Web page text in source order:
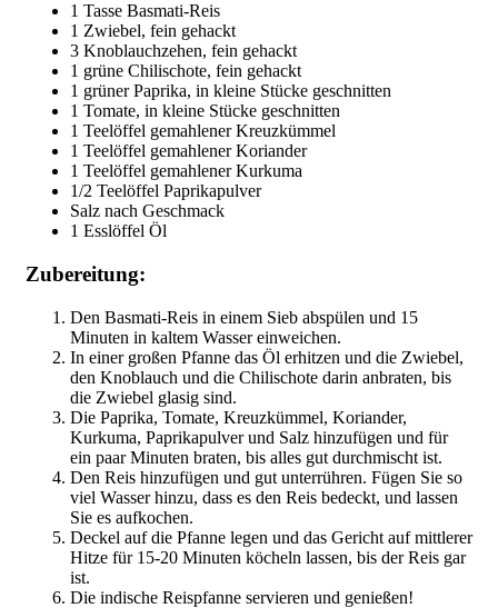
1 Tasse Basmati-Reis
1 Zwiebel, fein gehackt
3 Knoblauchzehen, fein gehackt
1 grüne Chilischote, fein gehackt
1 grüner Paprika, in kleine Stücke geschnitten
1 Tomate, in kleine Stücke geschnitten
1 Teelöffel gemahlener Kreuzkümmel
1 Teelöffel gemahlener Koriander
1 Teelöffel gemahlener Kurkuma
1/2 Teelöffel Paprikapulver
Salz nach Geschmack
1 Esslöffel Öl
Zubereitung:
Den Basmati-Reis in einem Sieb abspülen und 15
Minuten in kaltem Wasser einweichen.
In einer großen Pfanne das Öl erhitzen und die Zwiebel,
den Knoblauch und die Chilischote darin anbraten, bis
die Zwiebel glasig sind.
Die Paprika, Tomate, Kreuzkümmel, Koriander,
Kurkuma, Paprikapulver und Salz hinzufügen und für
ein paar Minuten braten, bis alles gut durchmischt ist.
Den Reis hinzufügen und gut unterrühren. Fügen Sie so
viel Wasser hinzu, dass es den Reis bedeckt, und lassen
Sie es aufkochen.
Deckel auf die Pfanne legen und das Gericht auf mittlerer
Hitze für 15-20 Minuten köcheln lassen, bis der Reis gar
ist.
Die indische Reispfanne servieren und genießen!